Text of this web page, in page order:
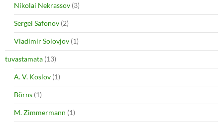
Nikolai Nekrassov (3)
Sergei Safonov (2)
Vladimir Solovjov (1)
tuvastamata (13)
A. V. Koslov (1)
Börns (1)
M. Zimmermann (1)